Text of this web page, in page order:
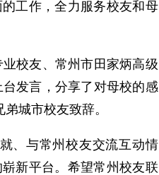
工作，全力服务校友和母
校友、常州市田家炳高级
发言，分享了对母校的感
城市校友致辞。
、与常州校友交流互动情
新平台。希望常州校友联